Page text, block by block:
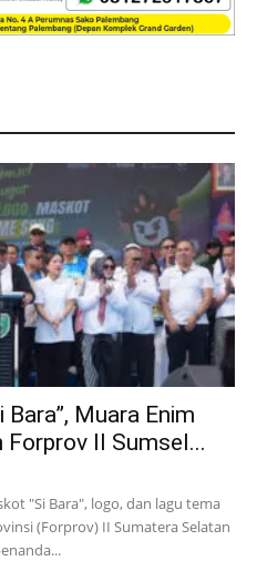
Muara Enim
II Sumsel...
"Si Bara", logo, dan lagu tema
(Forprov) II Sumatera Selatan